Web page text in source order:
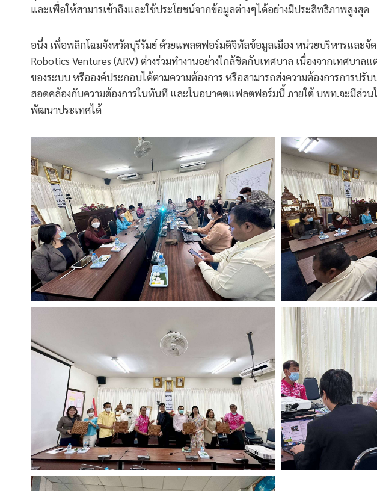
และเพื่อให้สามารเข้าถึงและใช้ประโยชน์จากข้อมูลต่างๆได้อย่างมีประสิทธิภาพสูงสุด
อนึ่ง เพื่อพลิกโฉมจังหวัดบุรีรัมย์ ด้วยแพลตฟอร์มดิจิทัลข้อมูลเมือง หน่วยบริหารแล
Robotics Ventures (ARV) ต่างร่วมทำงานอย่างใกล้ชิดกับเทศบาล เนื่องจากเทศบ
ของระบบ หรือองค์ประกอบได้ตามความต้องการ หรือสามารถส่งความต้องการการป
สอดคล้องกับความต้องการในทันที และในอนาคตแฟลตฟอร์มนี้ ภายใต้ บพท.จะมีส่ว
พัฒนาประเทศได้